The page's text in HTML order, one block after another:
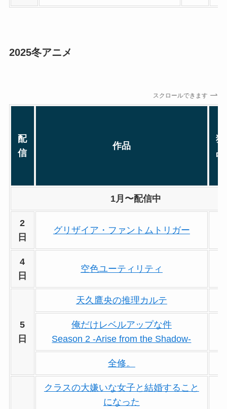
2025冬アニメ
スクロールできます
配
信
作品
独
占
1月〜配信中
2
日
グリザイア・ファントムトリガー
4
日
空色ユーティリティ
5
日
天久鷹央の推理カルテ
俺だけレベルアップな件
Season 2 -Arise from the Shadow-
全修。
クラスの大嫌いな女子と結婚すること
になった